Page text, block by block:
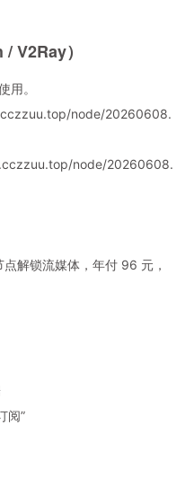
V2Ray）
用。
node/20260608.
node/20260608.
解锁流媒体，年付 96 元，
阅”